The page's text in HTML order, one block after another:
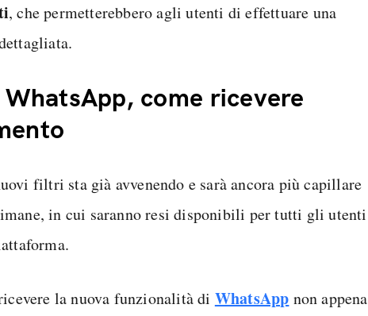
, che permetterebbero agli utenti di effettuare una
come ricevere
filtri sta già avvenendo e sarà ancora più capillare
in cui saranno resi disponibili per tutti gli utenti
la nuova funzionalità di WhatsApp non appena